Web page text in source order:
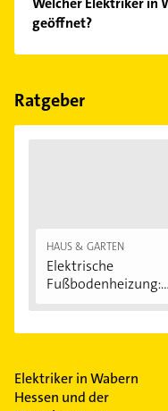
Kundenmeinungen
Empfehlungen. Die
einfach nach
geöffnet?
Im Anbieter-Bereich
Feiertagen abweichen
Ratgeber
HAUS & GARTEN
Elektrische
Fußbodenheizung:
Elektriker in Wabern
Hessen und der